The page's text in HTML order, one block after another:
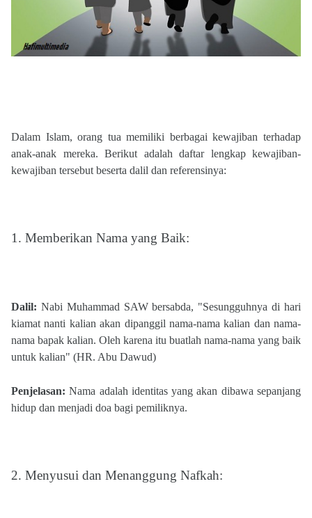
Dalam Islam, orang tua memiliki berbagai kewajiban terhadap
anak-anak mereka. Berikut adalah daftar lengkap kewajiban-
kewajiban tersebut beserta dalil dan referensinya:
1. Memberikan Nama yang Baik:
Dalil: Nabi Muhammad SAW bersabda, "Sesungguhnya di hari
kiamat nanti kalian akan dipanggil nama-nama kalian dan nama-
nama bapak kalian. Oleh karena itu buatlah nama-nama yang baik
untuk kalian" (HR. Abu Dawud)​
Penjelasan: Nama adalah identitas yang akan dibawa sepanjang
hidup dan menjadi doa bagi pemiliknya.
2. Menyusui dan Menanggung Nafkah: